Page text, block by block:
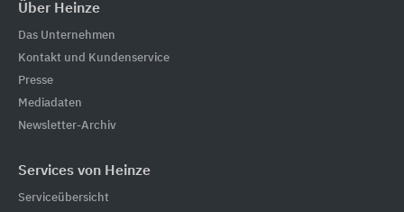
Über Heinze
Das Unternehmen
Kontakt und Kundenservice
Presse
Mediadaten
Newsletter-Archiv
Services von Heinze
Serviceübersicht